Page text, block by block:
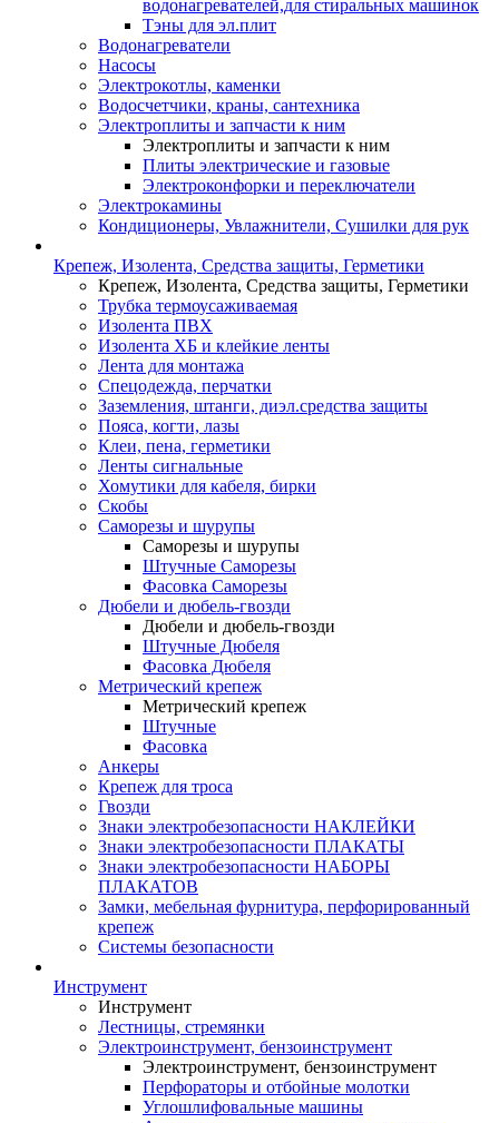
водонагревателей,для стиральных машинок
Тэны для эл.плит
Водонагреватели
Насосы
Электрокотлы, каменки
Водосчетчики, краны, сантехника
Электроплиты и запчасти к ним
Электроплиты и запчасти к ним
Плиты электрические и газовые
Электроконфорки и переключатели
Электрокамины
Кондиционеры, Увлажнители, Сушилки для рук
Крепеж, Изолента, Средства защиты, Герметики
Крепеж, Изолента, Средства защиты, Герметики
Трубка термоусаживаемая
Изолента ПВХ
Изолента ХБ и клейкие ленты
Лента для монтажа
Спецодежда, перчатки
Заземления, штанги, диэл.средства защиты
Пояса, когти, лазы
Клеи, пена, герметики
Ленты сигнальные
Хомутики для кабеля, бирки
Скобы
Саморезы и шурупы
Саморезы и шурупы
Штучные Саморезы
Фасовка Саморезы
Дюбели и дюбель-гвозди
Дюбели и дюбель-гвозди
Штучные Дюбеля
Фасовка Дюбеля
Метрический крепеж
Метрический крепеж
Штучные
Фасовка
Анкеры
Крепеж для троса
Гвозди
Знаки электробезопасности НАКЛЕЙКИ
Знаки электробезопасности ПЛАКАТЫ
Знаки электробезопасности НАБОРЫ
ПЛАКАТОВ
Замки, мебельная фурнитура, перфорированный
крепеж
Системы безопасности
Инструмент
Инструмент
Лестницы, стремянки
Электроинструмент, бензоинструмент
Электроинструмент, бензоинструмент
Перфораторы и отбойные молотки
Углошлифовальные машины